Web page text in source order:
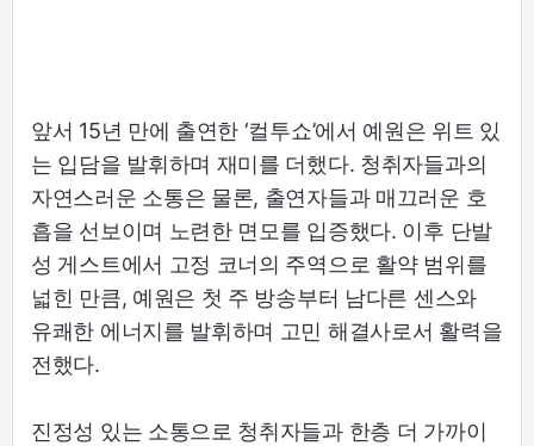
앞서 15년 만에 출연한 ‘컬투쇼’에서 예원은 위트 있
는 입담을 발휘하며 재미를 더했다. 청취자들과의
자연스러운 소통은 물론, 출연자들과 매끄러운 호
흡을 선보이며 노련한 면모를 입증했다. 이후 단발
성 게스트에서 고정 코너의 주역으로 활약 범위를
넓힌 만큼, 예원은 첫 주 방송부터 남다른 센스와
유쾌한 에너지를 발휘하며 고민 해결사로서 활력을
전했다.
진정성 있는 소통으로 청취자들과 한층 더 가까이